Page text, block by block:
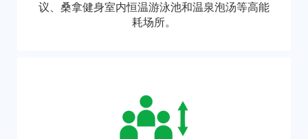
议、桑拿健身室内恒温游泳池和温泉泡汤等高能
耗场所。